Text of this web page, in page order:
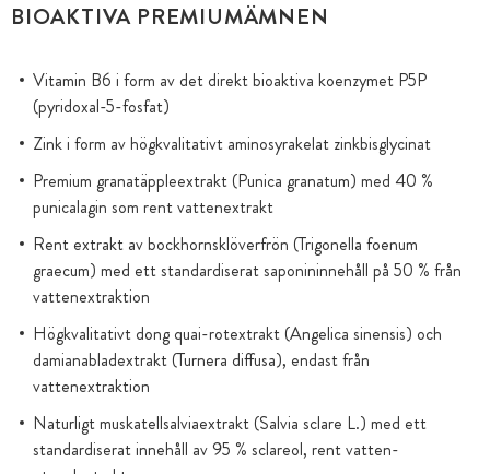
BIOAKTIVA PREMIUMÄMNEN
Vitamin B6 i form av det direkt bioaktiva koenzymet P5P
(pyridoxal-5-fosfat)
Zink i form av högkvalitativt aminosyrakelat zinkbisglycinat
Premium granatäppleextrakt (Punica granatum) med 40 %
punicalagin som rent vattenextrakt
Rent extrakt av bockhornsklöverfrön (Trigonella foenum
graecum) med ett standardiserat saponininnehåll på 50 % från
vattenextraktion
Högkvalitativt dong quai-rotextrakt (Angelica sinensis) och
damianabladextrakt (Turnera diffusa), endast från
vattenextraktion
Naturligt muskatellsalviaextrakt (Salvia sclare L.) med ett
standardiserat innehåll av 95 % sclareol, rent vatten-